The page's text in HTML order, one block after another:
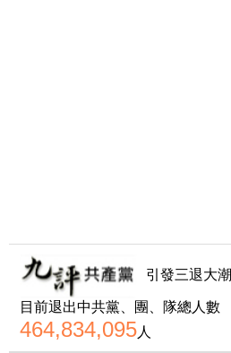
引發三退大潮
目前退出中共黨、團、隊總人數
464,834,095人